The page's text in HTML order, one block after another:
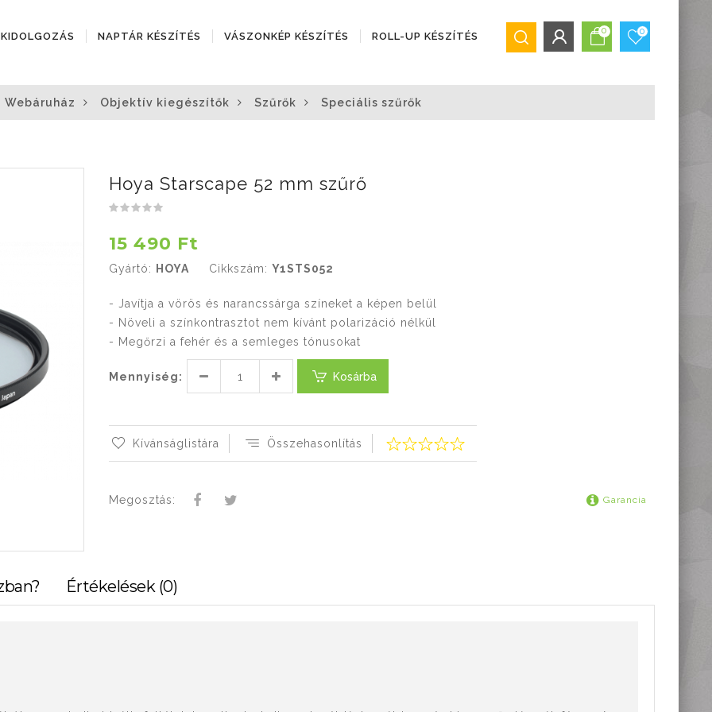
NAPTÁR KÉSZÍTÉS VÁSZONKÉP KÉSZÍTÉS ROLL-UP KÉSZÍTÉS
Bejelentkezés
0 0
Webáruház Objektív kiegészítők Szűrők Speciális szűrők
Hoya Starscape 52 mm szűrő
15 490 Ft
Gyártó: HOYA Cikkszám: Y1STS052
- Javítja a vörös és narancssárga színeket a képen belül
- Növeli a színkontrasztot nem kívánt polarizáció nélkül
- Megőrzi a fehér és a semleges tónusokat
Mennyiség: Kosárba
Kívánságlistára Összehasonlítás
Megosztás: Garancia
Értékelések (0)